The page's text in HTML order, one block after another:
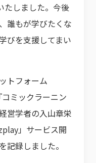
たしました。今後
誰もが学びたくな
びを支援してまい
トフォーム
ミックラーニン
営学者の入山章栄
」サービス開
録しました。